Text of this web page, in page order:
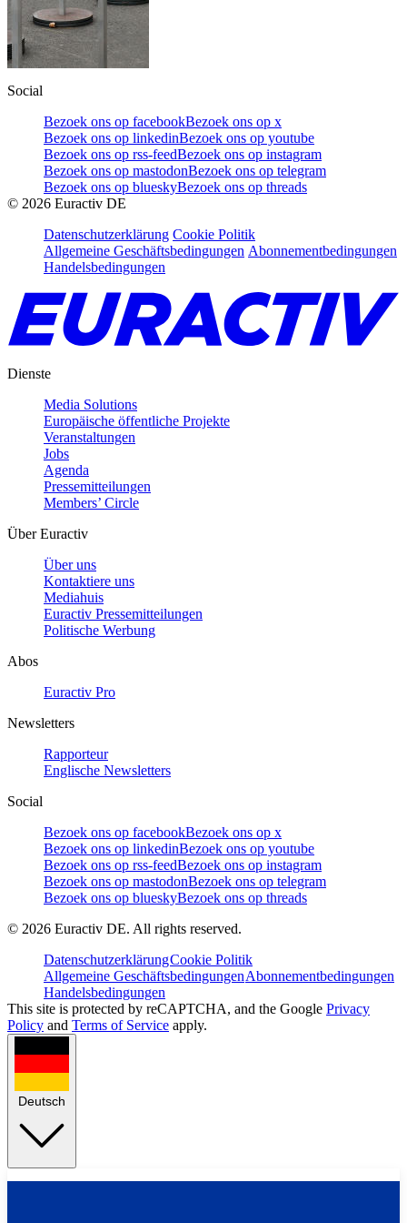
Social
Bezoek ons op facebookBezoek ons op x
Bezoek ons op linkedinBezoek ons op youtube
Bezoek ons op rss-feedBezoek ons op instagram
Bezoek ons op mastodonBezoek ons op telegram
Bezoek ons op blueskyBezoek ons op threads
© 2026 Euractiv DE
Datenschutzerklärung Cookie Politik
Allgemeine Geschäftsbedingungen Abonnementbedingungen
Handelsbedingungen
Dienste
Media Solutions
Europäische öffentliche Projekte
Veranstaltungen
Jobs
Agenda
Pressemitteilungen
Members’ Circle
Über Euractiv
Über uns
Kontaktiere uns
Mediahuis
Euractiv Pressemitteilungen
Politische Werbung
Abos
Euractiv Pro
Newsletters
Rapporteur
Englische Newsletters
Social
Bezoek ons op facebookBezoek ons op x
Bezoek ons op linkedinBezoek ons op youtube
Bezoek ons op rss-feedBezoek ons op instagram
Bezoek ons op mastodonBezoek ons op telegram
Bezoek ons op blueskyBezoek ons op threads
© 2026 Euractiv DE. All rights reserved.
DatenschutzerklärungCookie Politik
Allgemeine GeschäftsbedingungenAbonnementbedingungen
Handelsbedingungen
This site is protected by reCAPTCHA, and the Google Privacy
Policy and Terms of Service apply.
Deutsch